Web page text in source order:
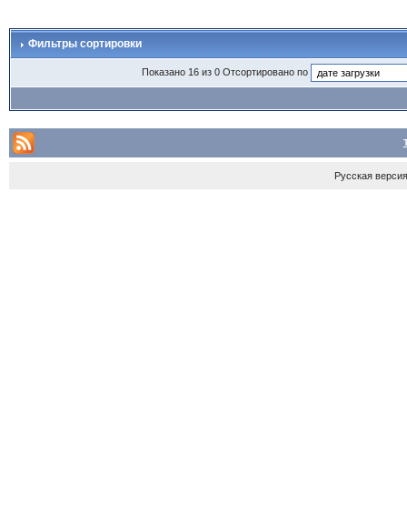
Фильтры сортировки
Показано 16 из 0 Отсортировано по
Русская